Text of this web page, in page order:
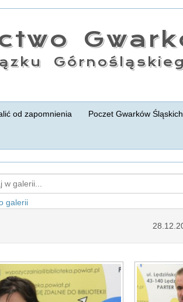
od zapomnienia Poczet Gwarków Śląskich
galerii